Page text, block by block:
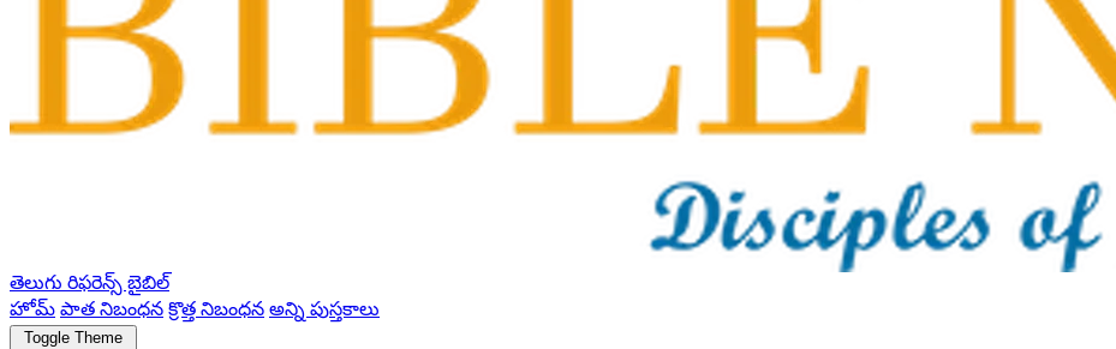
తెలుగు రిఫరెన్స్ బైబిల్
హోమ్ పాత నిబంధన క్రొత్త నిబంధన అన్ని పుస్తకాలు
Toggle Theme